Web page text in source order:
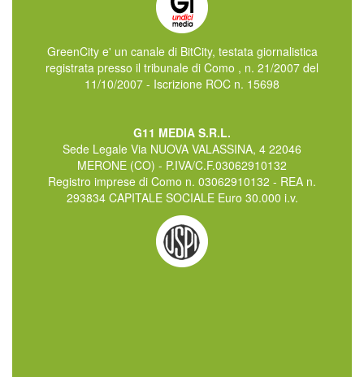
GreenCity e' un canale di BitCity, testata giornalistica
registrata presso il tribunale di Como , n. 21/2007 del
11/10/2007 - Iscrizione ROC n. 15698
G11 MEDIA S.R.L.
Sede Legale Via NUOVA VALASSINA, 4 22046
MERONE (CO) - P.IVA/C.F.03062910132
Registro imprese di Como n. 03062910132 - REA n.
293834 CAPITALE SOCIALE Euro 30.000 i.v.